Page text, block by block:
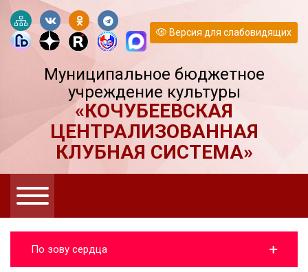
Версия для слабовидящих
Муниципальное бюджетное
учреждение культуры
«КОЧУБЕЕВСКАЯ
ЦЕНТРАЛИЗОВАННАЯ
КЛУБНАЯ СИСТЕМА»
По зову сердца